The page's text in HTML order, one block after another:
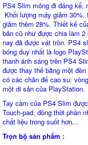
PS4 Slim mỏng đi đáng kể,
Khối lượng máy giảm
giảm thêm 28%. Thiết kế
bản cũ như được chia làm
nay đã được vát tròn. PS4
bóng duy nhất là logo
thanh ánh sáng trên PS4
được thay thế bằng một
có các chân đế cao su:
một di sản của PlayStation.
Tay cầm của PS4 Slim
Touch-pad, đồng thời phần
chất liệu trong suốt hơn...
Trọn bộ sản phẩm :